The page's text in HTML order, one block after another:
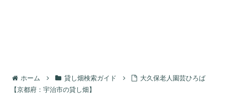
ホーム 貸し畑検索ガイド
大久保老人園芸ひろば
【京都府：宇治市の貸し畑】